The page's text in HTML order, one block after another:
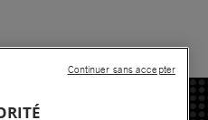
Continuer sans accepter